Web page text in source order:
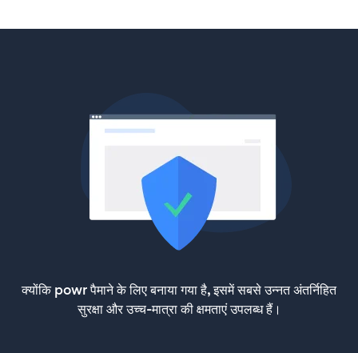
क्योंकि powr पैमाने के लिए बनाया गया है, इसमें सबसे उन्नत अंतर्निहित
सुरक्षा और उच्च-मात्रा की क्षमताएं उपलब्ध हैं।